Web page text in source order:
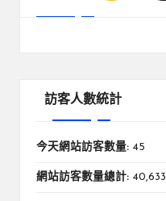
訪客人數統計
今天網站訪客數量: 45
網站訪客數量總計: 40,633